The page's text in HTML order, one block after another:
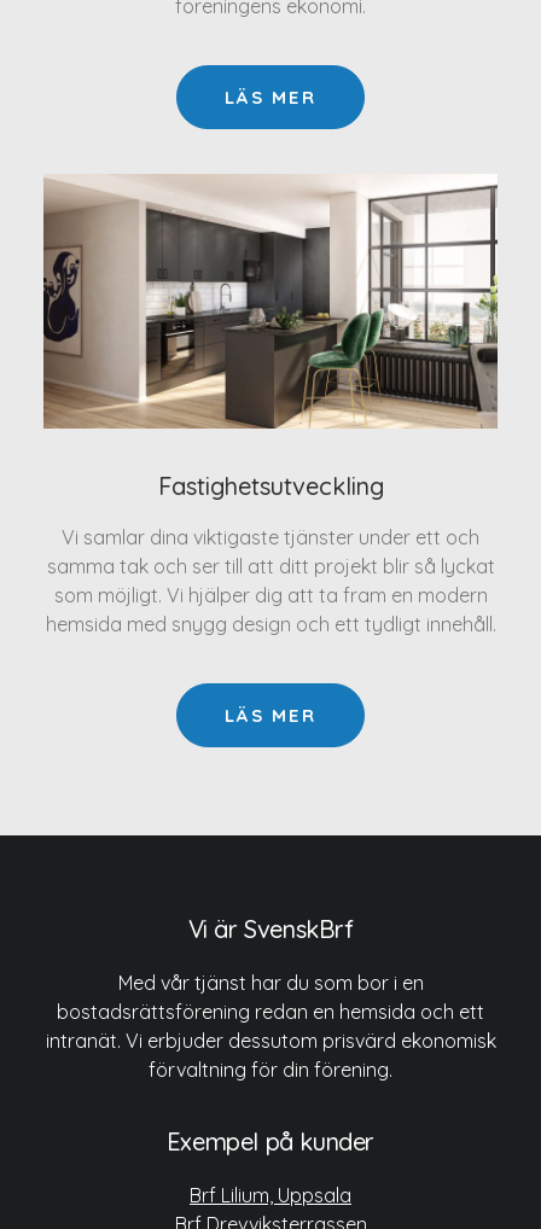
föreningens ekonomi.
LÄS MER
Fastighetsutveckling
Vi samlar dina viktigaste tjänster under ett och
samma tak och ser till att ditt projekt blir så lyckat
som möjligt. Vi hjälper dig att ta fram en modern
hemsida med snygg design och ett tydligt innehåll.
LÄS MER
Vi är SvenskBrf
Med vår tjänst har du som bor i en
bostadsrättsförening redan en hemsida och ett
intranät. Vi erbjuder dessutom prisvärd ekonomisk
förvaltning för din förening.
Exempel på kunder
Brf Lilium, Uppsala
Brf Drevviksterrassen